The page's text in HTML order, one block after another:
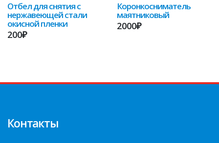
Отбел для снятия с
нержавеющей стали
окисной пленки
200₽
Коронкосниматель
маятниковый
2000₽
Контакты